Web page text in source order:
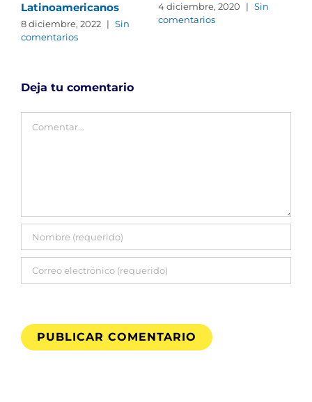
Latinoamericanos
8 diciembre, 2022 | Sin
comentarios
4 diciembre, 2020 | Sin
comentarios
Deja tu comentario
Comentar